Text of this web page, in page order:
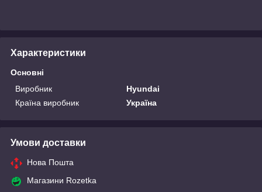
Характеристики
Основні
Виробник
Hyundai
Країна виробник
Україна
Умови доставки
Нова Пошта
Магазини Rozetka